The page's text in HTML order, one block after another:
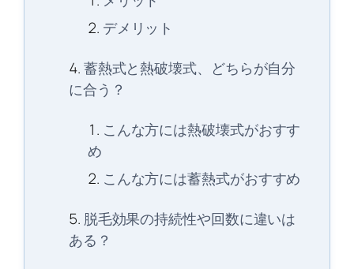
デメリット
蓄熱式と熱破壊式、どちらが自分
に合う？
こんな方には熱破壊式がおすす
め
こんな方には蓄熱式がおすすめ
脱毛効果の持続性や回数に違いは
ある？